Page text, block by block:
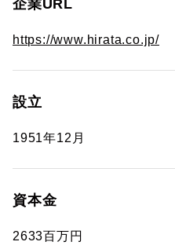
企業URL
https://www.hirata.co.jp/
設立
1951年12月
資本金
2633百万円